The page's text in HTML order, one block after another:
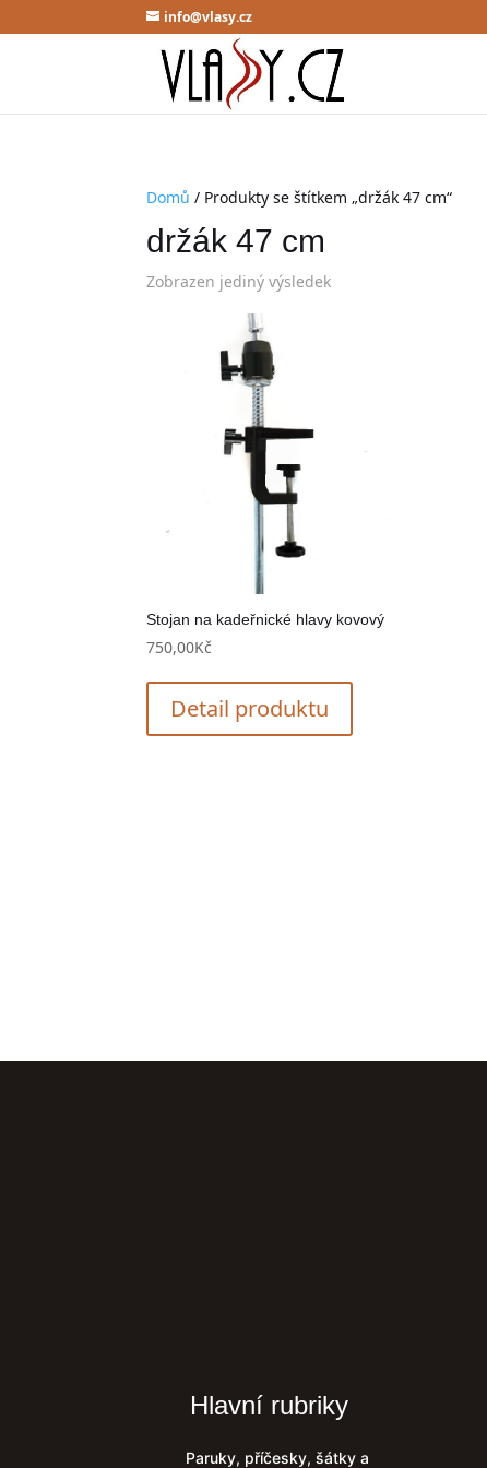
info@vlasy.cz
Domů / Produkty se štítkem „držák 47 cm“
držák 47 cm
Zobrazen jediný výsledek
Stojan na kadeřnické hlavy kovový
750,00Kč
Detail produktu
Hlavní rubriky
Paruky, příčesky, šátky a